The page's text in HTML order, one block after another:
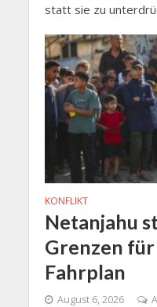
statt sie zu
KONFLIKT
Netanjahu
Grenzen für
Fahrplan
August 6, 2026